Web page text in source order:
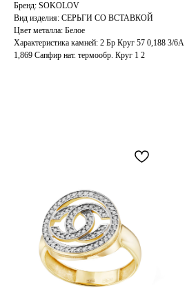
Бренд: SOKOLOV
Вид изделия: СЕРЬГИ СО ВСТАВКОЙ
Цвет металла: Белое
Характеристика камней: 2 Бр Круг 57 0,188 3/
1,869 Сапфир нат. термообр. Круг 1 2